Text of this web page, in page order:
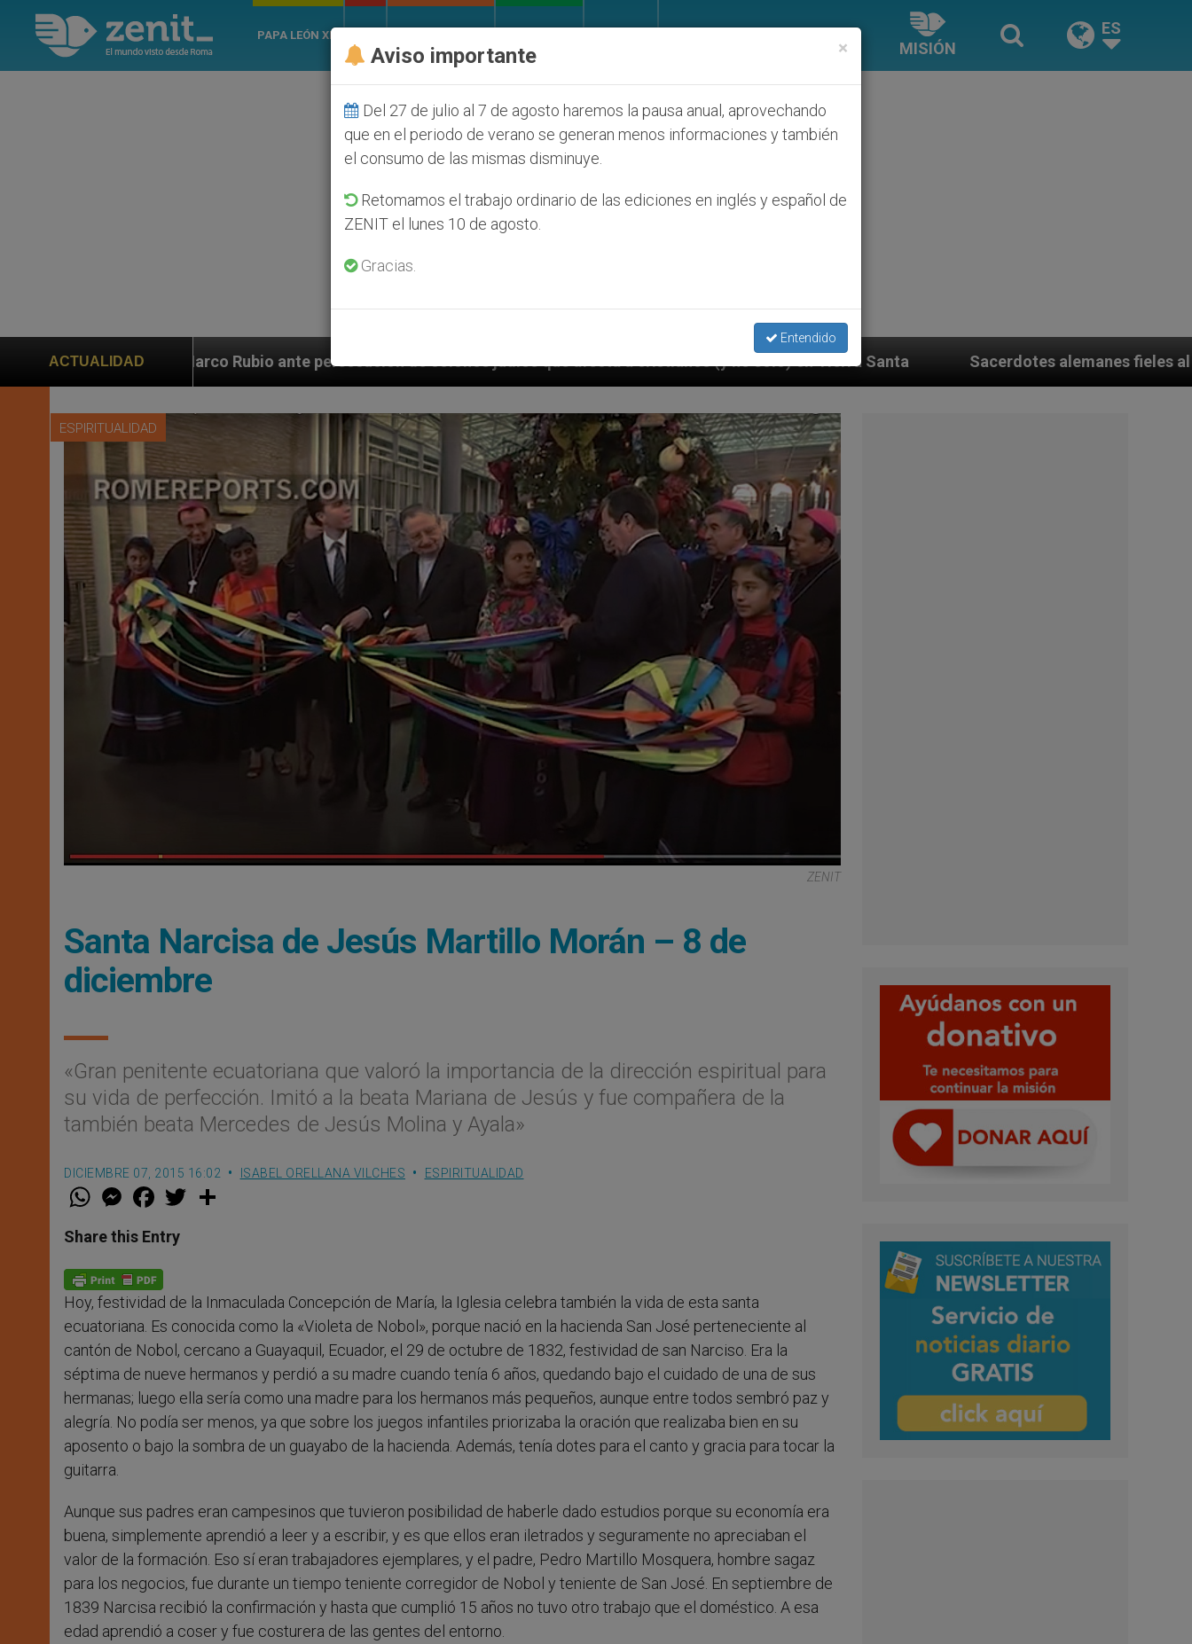
PAPA LEÓN XIV
MISIÓN
ES
ACTUALIDAD
Rubio ante persecución de colonos judíos que afecta a cristianos (y no sólo) en Tierra Santa Sacerdotes alemanes fieles al Papa contestan a su
ESPIRITUALIDAD
ZENIT
Santa Narcisa de Jesús Martillo Morán – 8 de
diciembre
«Gran penitente ecuatoriana que valoró la importancia de la dirección espiritual para
su vida de perfección. Imitó a la beata Mariana de Jesús y fue compañera de la
también beata Mercedes de Jesús Molina y Ayala»
DICIEMBRE 07, 2015 16:02 ISABEL ORELLANA VILCHES ESPIRITUALIDAD
W
t
s
p
p
M
e
s
e
g
e
r
F
a
e
b
o
k
w
Share this Entry
Hoy, festividad de la Inmaculada Concepción de María, la Iglesia celebra también la vida de esta santa
ecuatoriana. Es conocida como la «Violeta de Nobol», porque nació en la hacienda San José perteneciente al
cantón de Nobol, cercano a Guayaquil, Ecuador, el 29 de octubre de 1832, festividad de san Narciso. Era la
séptima de nueve hermanos y perdió a su madre cuando tenía 6 años, quedando bajo el cuidado de una de sus
hermanas; luego ella sería como una madre para los hermanos más pequeños, aunque entre todos sembró paz y
alegría. No podía ser menos, ya que sobre los juegos infantiles priorizaba la oración que realizaba bien en su
aposento o bajo la sombra de un guayabo de la hacienda. Además, tenía dotes para el canto y gracia para tocar la
guitarra.
Aunque sus padres eran campesinos que tuvieron posibilidad de haberle dado estudios porque su economía era
buena, simplemente aprendió a leer y a escribir, y es que ellos eran iletrados y seguramente no apreciaban el
valor de la formación. Eso sí eran trabajadores ejemplares, y el padre, Pedro Martillo Mosquera, hombre sagaz
para los negocios, fue durante un tiempo teniente corregidor de Nobol y teniente de San José. En septiembre de
1839 Narcisa recibió la confirmación y hasta que cumplió 15 años no tuvo otro trabajo que el doméstico. A esa
edad aprendió a coser y fue costurera de las gentes del entorno.
×
Aviso importante
Del 27 de julio al 7 de agosto haremos la pausa anual, aprovechando
que en el periodo de verano se generan menos informaciones y también
el consumo de las mismas disminuye.
Retomamos el trabajo ordinario de las ediciones en inglés y español de
ZENIT el lunes 10 de agosto.
Gracias.
Entendido